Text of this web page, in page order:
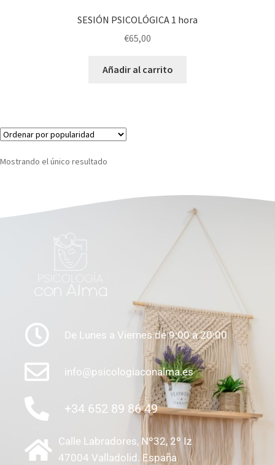
SESIÓN PSICOLÓGICA 1 hora
€65,00
Añadir al carrito
Mostrando el único resultado
De Lunes a Viernes de 9:00 a 20:00
info@psicologiaconalma.es
+34 652 89 86 49
Calle Labradores, Nº32, 2º Iz
47004 Valladolid. España